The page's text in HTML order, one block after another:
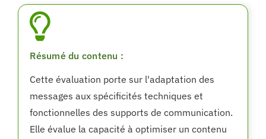
Résumé du contenu :
Cette évaluation porte sur l'adaptation des
messages aux spécificités techniques et
fonctionnelles des supports de communication.
Elle évalue la capacité à optimiser un contenu